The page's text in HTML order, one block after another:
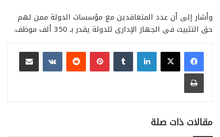
وأشار إلى أن عدد المتعاقدين مع مؤسسات الدولة ممن لهم
حق التثبيت فى الجهاز الإدارى للدولة يقدر بـ 350 ألف موظف.
لينكدإن بينتيريست
مشاركة عبر البريد
طباعة
مقالات ذات صلة